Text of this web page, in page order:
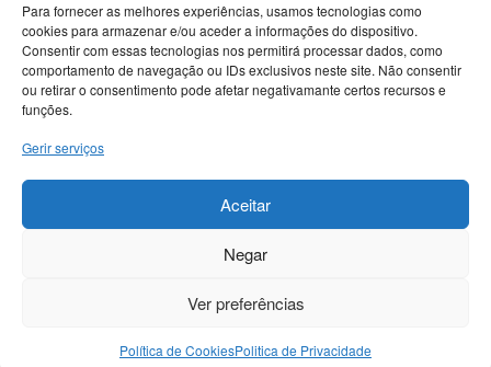
Para fornecer as melhores experiências, usamos tecnologias como
cookies para armazenar e/ou aceder a informações do dispositivo.
Consentir com essas tecnologias nos permitirá processar dados, como
comportamento de navegação ou IDs exclusivos neste site. Não consentir
ou retirar o consentimento pode afetar negativamante certos recursos e
funções.
Gerir serviços
Aceitar
Negar
Ver preferências
Política de CookiesPolitica de Privacidade
TAMPÃO HIGIÊNICO
TINTA CORPORAL COMESTÍVEL
POTENCIADORES
PRESERVATIVOS
SM & BONDAGE
Termos e Condições
© POTENCIADOR 2021-